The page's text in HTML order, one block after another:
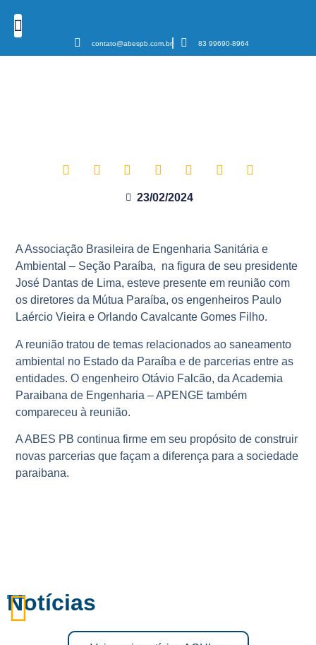
contato@abespb.com.br 83 99690-8964
23/02/2024
A Associação Brasileira de Engenharia Sanitária e
Ambiental – Seção Paraíba, na figura de seu presidente
José Dantas de Lima, esteve presente em reunião com
os diretores da Mútua Paraíba, os engenheiros Paulo
Laércio Vieira e Orlando Cavalcante Gomes Filho.
A reunião tratou de temas relacionados ao saneamento
ambiental no Estado da Paraíba e de parcerias entre as
entidades. O engenheiro Otávio Falcão, da Academia
Paraibana de Engenharia – APENGE também
compareceu à reunião.
A ABES PB continua firme em seu propósito de construir
novas parcerias que façam a diferença para a sociedade
paraibana.
Notícias